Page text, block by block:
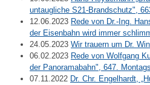
untaugliche S21-Brandschutz",
12.06.2023 Rede von Dr.-Ing.
der Eisenbahn wird immer
24.05.2023 Wir trauern um Dr.
06.02.2023 Rede von Wolfgang
der Panoramabahn", 647.
07.11.2022 Dr. Chr. Engelhardt,